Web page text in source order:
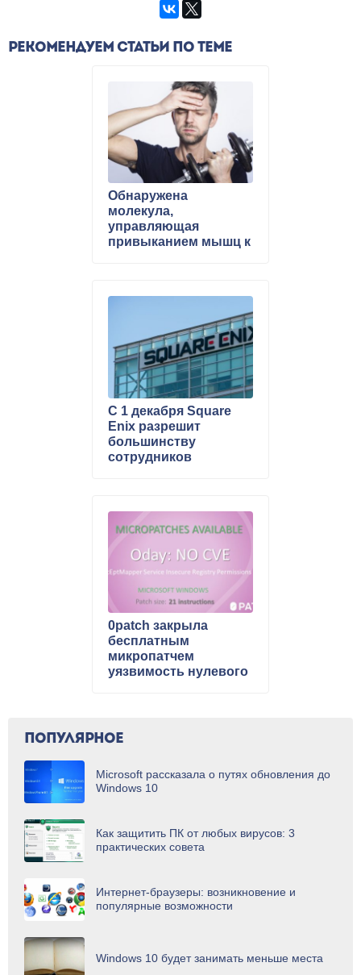
РЕКОМЕНДУЕМ СТАТЬИ ПО ТЕМЕ
Обнаружена
молекула,
управляющая
привыканием мышц к
С 1 декабря Square
Enix разрешит
большинству
сотрудников
0patch закрыла
бесплатным
микропатчем
уязвимость нулевого
ПОПУЛЯРНОЕ
Microsoft рассказала о путях обновления до
Windows 10
Как защитить ПК от любых вирусов: 3
практических совета
Интернет-браузеры: возникновение и
популярные возможности
Windows 10 будет занимать меньше места